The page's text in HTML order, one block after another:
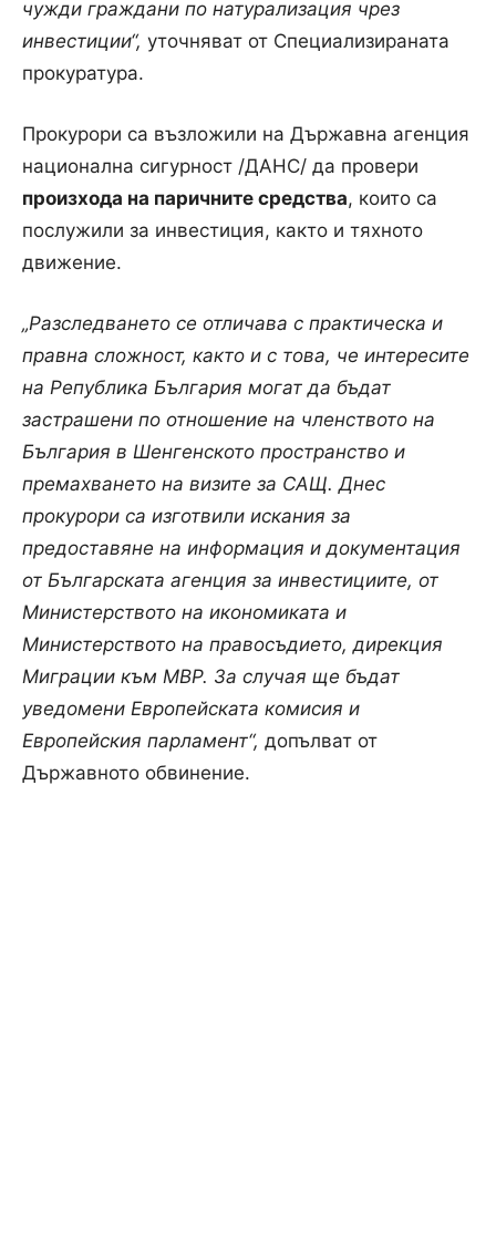
чужди граждани по натурализация чрез
инвестиции“, уточняват от Специализираната
прокуратура.
Прокурори са възложили на Държавна агенция
национална сигурност /ДАНС/ да провери
произхода на паричните средства, които са
послужили за инвестиция, както и тяхното
движение.
„Разследването се отличава с практическа и
правна сложност, както и с това, че интересите
на Република България могат да бъдат
застрашени по отношение на членството на
България в Шенгенското пространство и
премахването на визите за САЩ. Днес
прокурори са изготвили искания за
предоставяне на информация и документация
от Българската агенция за инвестициите, от
Министерството на икономиката и
Министерството на правосъдието, дирекция
Миграции към МВР. За случая ще бъдат
уведомени Европейската комисия и
Европейския парламент“, допълват от
Държавното обвинение.